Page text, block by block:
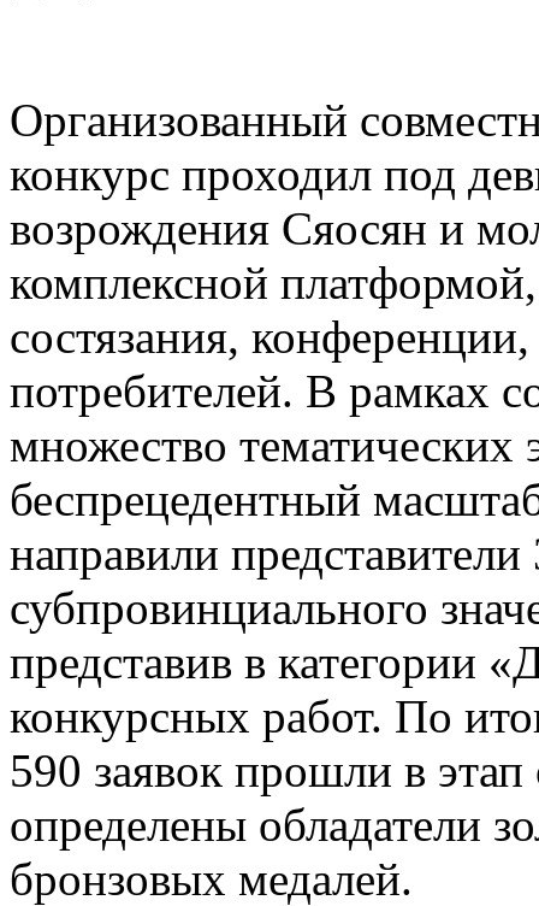
Организованный
конкурс проходил под
возрождения Сяосян и
комплексной
состязания,
потребителей. В рамках
множество тематических
беспрецедентный
направили
субпровинциального
представив в категории
конкурсных работ. По
590 заявок прошли в
определены обладатели
бронзовых медалей.